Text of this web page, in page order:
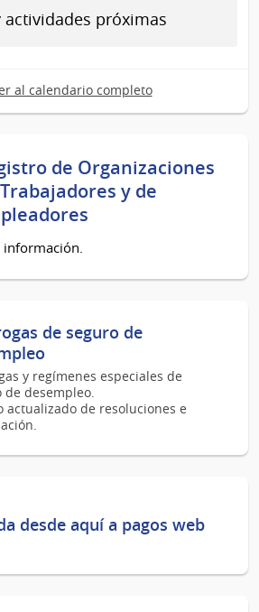
actividades próximas
al calendario completo
de Organizaciones
y de
información.
de seguro de
y regímenes especiales de
de desempleo.
actualizado de resoluciones e
desde aquí a pagos web